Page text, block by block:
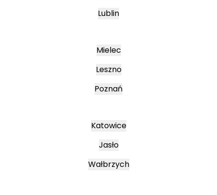
Lublin
Mielec
Leszno
Poznań
Katowice
Jasło
Wałbrzych